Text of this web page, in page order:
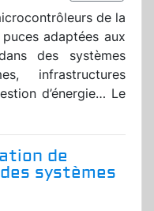
de la
adaptées aux
des systèmes
infrastructures
d’énergie… Le
de
systèmes